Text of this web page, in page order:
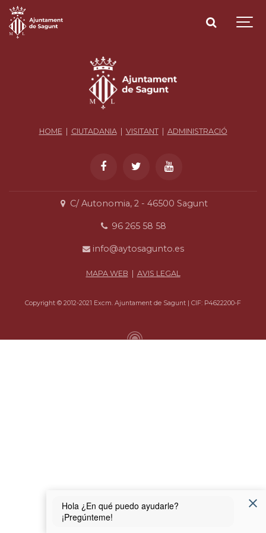
HOME CIUTADANIA| VISITANT| ADMINISTRACIÓ
C/ Autonomia, 2 - 46500 Sagunt
96 265 58 58
info@aytosagunto.es
MAPA WEB | AVIS LEGAL
Copyright © 2012-2021 Excm. Ajuntament de Sagunt | CIF: P4622200-F